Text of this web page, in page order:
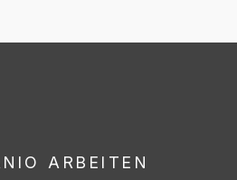
ARBEITEN